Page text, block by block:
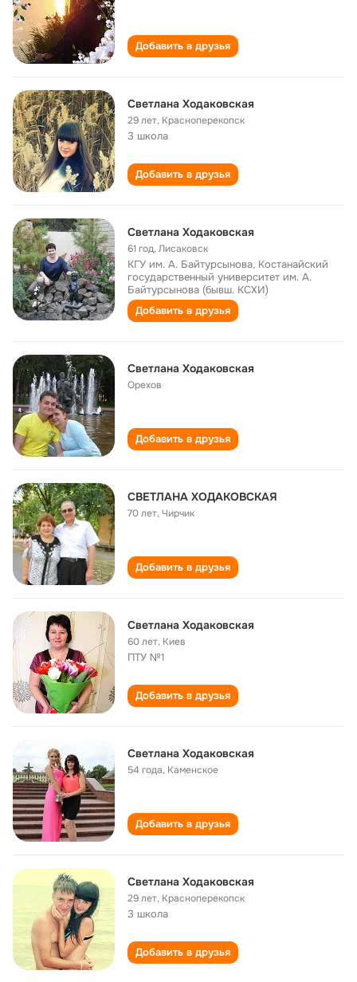
Добавить в друзья
Светлана Ходаковская
29 лет, Красноперекопск
3 школа
Добавить в друзья
Светлана Ходаковская
61 год,Лисаковск
КГУ им. А. Байтурсынова, Костанайский
государственный университет им. А.
Байтурсынова (бывш. КСХИ)
Добавить в друзья
Светлана Ходаковская
Орехов
Добавить в друзья
СВЕТЛАНА ХОДАКОВСКАЯ
70 лет,Чирчик
Добавить в друзья
Светлана Ходаковская
60 лет, Киев
ПТУ №1
Добавить в друзья
Светлана Ходаковская
54 года, Каменское
Добавить в друзья
Светлана Ходаковская
29 лет, Красноперекопск
3 школа
Добавить в друзья